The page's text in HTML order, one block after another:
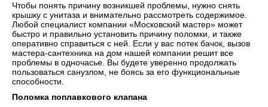
Чтобы понять причину возникшей проблемы, нужно снять
крышку с унитаза и внимательно рассмотреть содержимое.
Любой специалист компании «Московский мастер» может
быстро и правильно установить причину поломки, и также
оперативно справиться с ней. Если у вас потек бачок, вызов
мастера-сантехника на дом нашей компании решит все
проблемы в одночасье. Вы будете уверенно продолжать
пользоваться санузлом, не боясь за его функциональные
способности.
Поломка поплавкового клапана